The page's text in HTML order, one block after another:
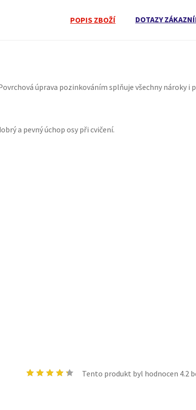
POPIS ZBOŽÍ DOTAZY
úprava pozinkováním splňuje všechny nároky i
a pevný úchop osy při cvičení.
Tento produkt byl hodnocen 4.2